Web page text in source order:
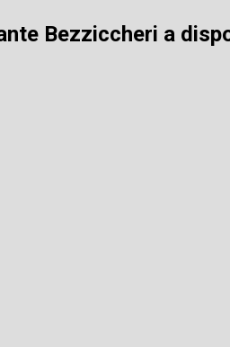
Bezziccheri a